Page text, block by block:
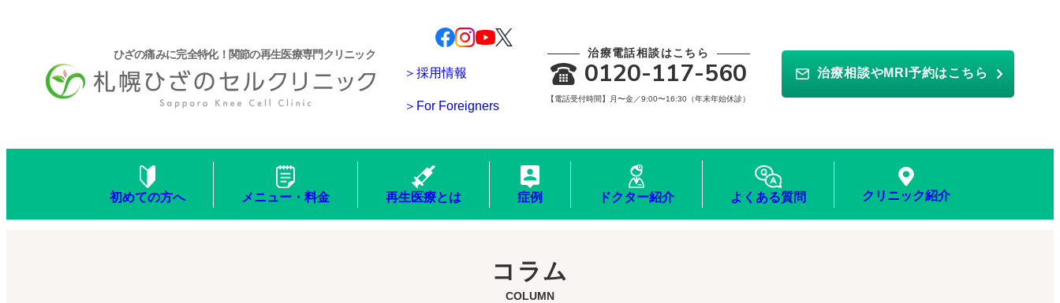
ひざの痛みに完全特化！関節の再生医療専門クリニック
＞採用情報
＞For Foreigners
治療電話相談はこちら
0120-117-560
【電話受付時間】月〜金／9:00〜16:30（年末年始休診）
治療相談やMRI予約はこちら
初めての方へ メニュー・料金 再生医療とは 症例 ドクター紹介 よくある質問 クリニック紹介
コラム
COLUMN